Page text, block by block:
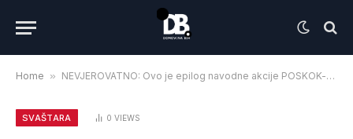
Home » NEVJEROVATNO: Ovo je epilog navodne akcije POSKOK-a u slučaju “Spengavanje”…
SVAŠTARA 0 VIEWS